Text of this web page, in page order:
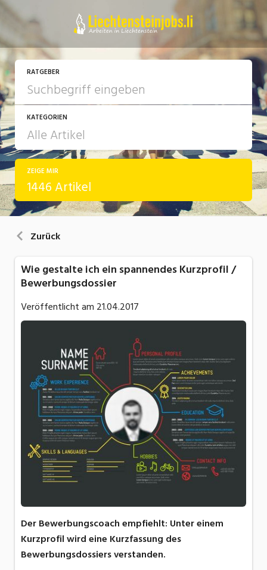
RATGEBER
KATEGORIEN
Arbeit
Ausbildung / Weiterbildung
ZEIGE MIR
1446 Artikel
Zurück
Wie gestalte ich ein spannendes Kurzprofil /
Bewerbungsdossier
Veröffentlicht am 21.04.2017
Der Bewerbungscoach empfiehlt: Unter einem
Kurzprofil wird eine Kurzfassung des
Bewerbungsdossiers verstanden.